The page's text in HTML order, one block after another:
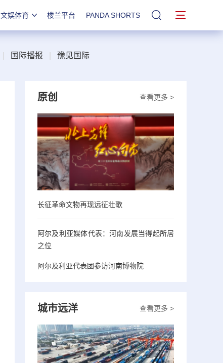
文娱体育 楼兰平台 PANDA SHORTS 站内搜索
国际播报 豫见国际
查看更多 >
原创
长征革命文物再现远征壮歌
阿尔及利亚媒体代表：河南发展当得起所居
之位
阿尔及利亚代表团参访河南博物院
查看更多 >
城市远洋